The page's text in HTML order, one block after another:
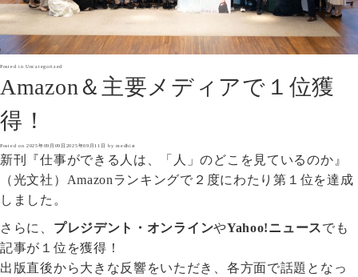
Posted inUncategorized
Amazon＆主要メディアで１位獲
得！
Posted on2025年09月09日 2025年09月11日 bymedhist
新刊『仕事ができる人は、「人」のどこを見ているのか』
（光文社）Amazonランキングで２度にわたり第１位を達成
しました。
さらに、 プレジデント・オンラインやYahoo!ニュースでも
記事が１位を獲得！
出版直後から大きな反響をいただき、各方面で話題となっ